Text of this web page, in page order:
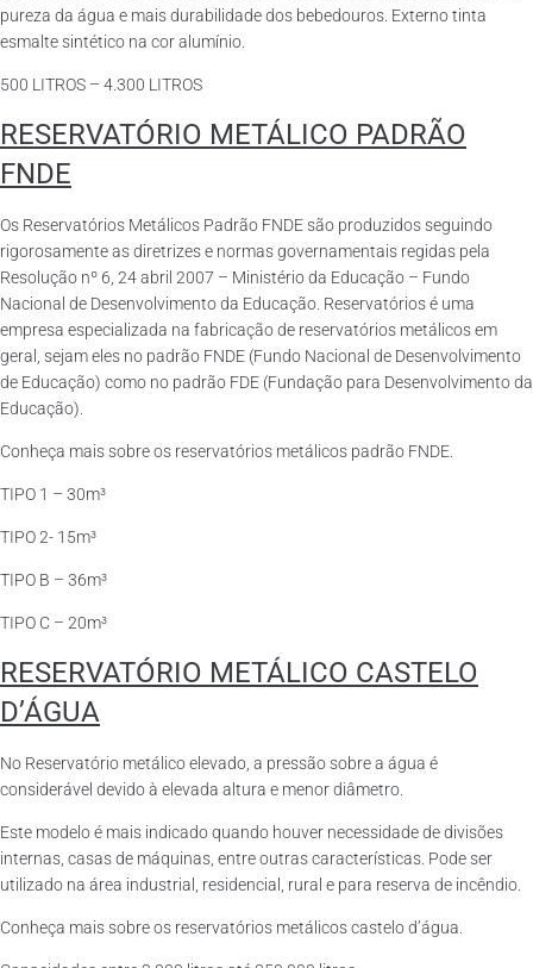
pureza da água e mais durabilidade dos bebedouros. Externo tinta
esmalte sintético na cor alumínio.
500 LITROS – 4.300 LITROS
RESERVATÓRIO METÁLICO PADRÃO
FNDE
Os Reservatórios Metálicos Padrão FNDE são produzidos seguindo
rigorosamente as diretrizes e normas governamentais regidas pela
Resolução nº 6, 24 abril 2007 – Ministério da Educação – Fundo
Nacional de Desenvolvimento da Educação. Reservatórios é uma
empresa especializada na fabricação de reservatórios metálicos em
geral, sejam eles no padrão FNDE (Fundo Nacional de Desenvolvimento
de Educação) como no padrão FDE (Fundação para Desenvolvimento da
Educação).
Conheça mais sobre os reservatórios metálicos padrão FNDE.
TIPO 1 – 30m³
TIPO 2- 15m³
TIPO B – 36m³
TIPO C – 20m³
RESERVATÓRIO METÁLICO CASTELO
D’ÁGUA
No Reservatório metálico elevado, a pressão sobre a água é
considerável devido à elevada altura e menor diâmetro.
Este modelo é mais indicado quando houver necessidade de divisões
internas, casas de máquinas, entre outras características. Pode ser
utilizado na área industrial, residencial, rural e para reserva de incêndio.
Conheça mais sobre os reservatórios metálicos castelo d’água.